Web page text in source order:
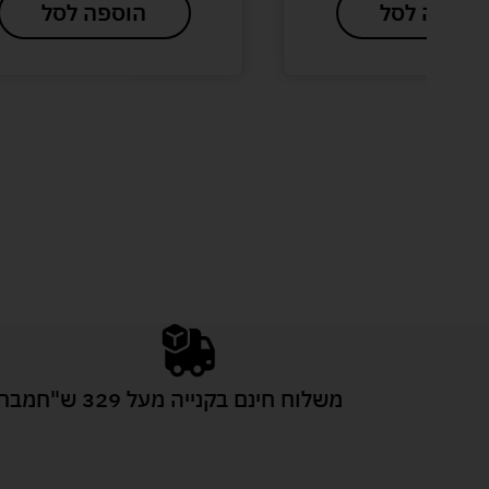
הוספה לסל הוספה לסל
משלוח חינם בקנייה מעל 329 ש"ח